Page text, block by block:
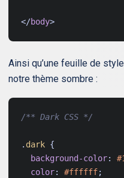
</body>
Ainsi qu’une feuille de
notre thème sombre :
/** Dark CSS */
. dark {
background-color:
color: #ffffff;